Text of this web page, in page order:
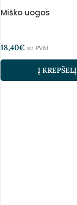
Miško uogos
18,40€ su PVM
Į KREPŠELĮ